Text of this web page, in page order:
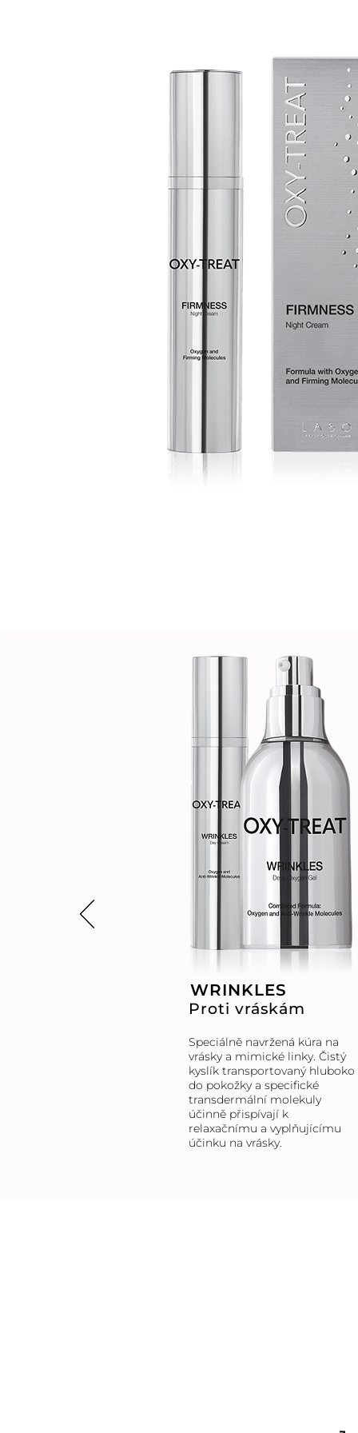
WRINKLES
Proti vráskám
Speciálně navržená kúra na
vrásky a mimické linky. Čistý
kyslík transportovaný hluboko
do pokožky a specifické
transdermální molekuly
účinně přispívají k
relaxačnímu a vyplňujícímu
účinku na vrásky.